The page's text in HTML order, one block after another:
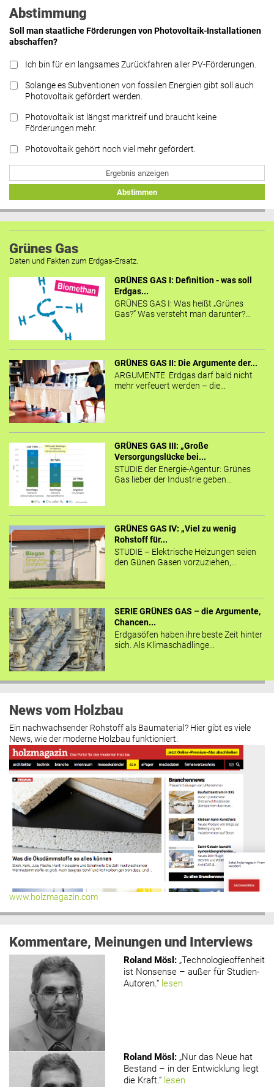
Abstimmung
Soll man staatliche Förderungen von Photovoltaik-Installationen
abschaffen?
Ich bin für ein langsames Zurückfahren aller PV-Förderungen.
Solange es Subventionen von fossilen Energien gibt soll auch
Photovoltaik gefördert werden.
Photovoltaik ist längst marktreif und braucht keine
Förderungen mehr.
Photovoltaik gehört noch viel mehr gefördert.
Ergebnis anzeigen
Abstimmen
Grünes Gas
Daten und Fakten zum Erdgas-Ersatz.
GRÜNES GAS I: Definition - was soll
Erdgas...
GRÜNES GAS I: Was heißt „Grünes
Gas?“ Was versteht man darunter?...
GRÜNES GAS II: Die Argumente der...
ARGUMENTE Erdgas darf bald nicht
mehr verfeuert werden – die...
GRÜNES GAS III: „Große
Versorgungslücke bei...
STUDIE der Energie-Agentur: Grünes
Gas lieber der Industrie geben...
GRÜNES GAS IV: „Viel zu wenig
Rohstoff für...
STUDIE – Elektrische Heizungen seien
den Günen Gasen vorzuziehen,...
SERIE GRÜNES GAS – die Argumente,
Chancen...
Erdgasöfen haben ihre beste Zeit hinter
sich. Als Klimaschädlinge...
News vom Holzbau
Ein nachwachsender Rohstoff als Baumaterial? Hier gibt es viele
News, wie der moderne Holzbau funktioniert.
www.holzmagazin.com
Kommentare, Meinungen und Interviews
Roland Mösl : „Technologieoffenheit
ist Nonsense – außer für Studien-
Autoren.“ lesen
Roland Mösl : „Nur das Neue hat
Bestand – in der Entwicklung liegt
die Kraft.“ lesen